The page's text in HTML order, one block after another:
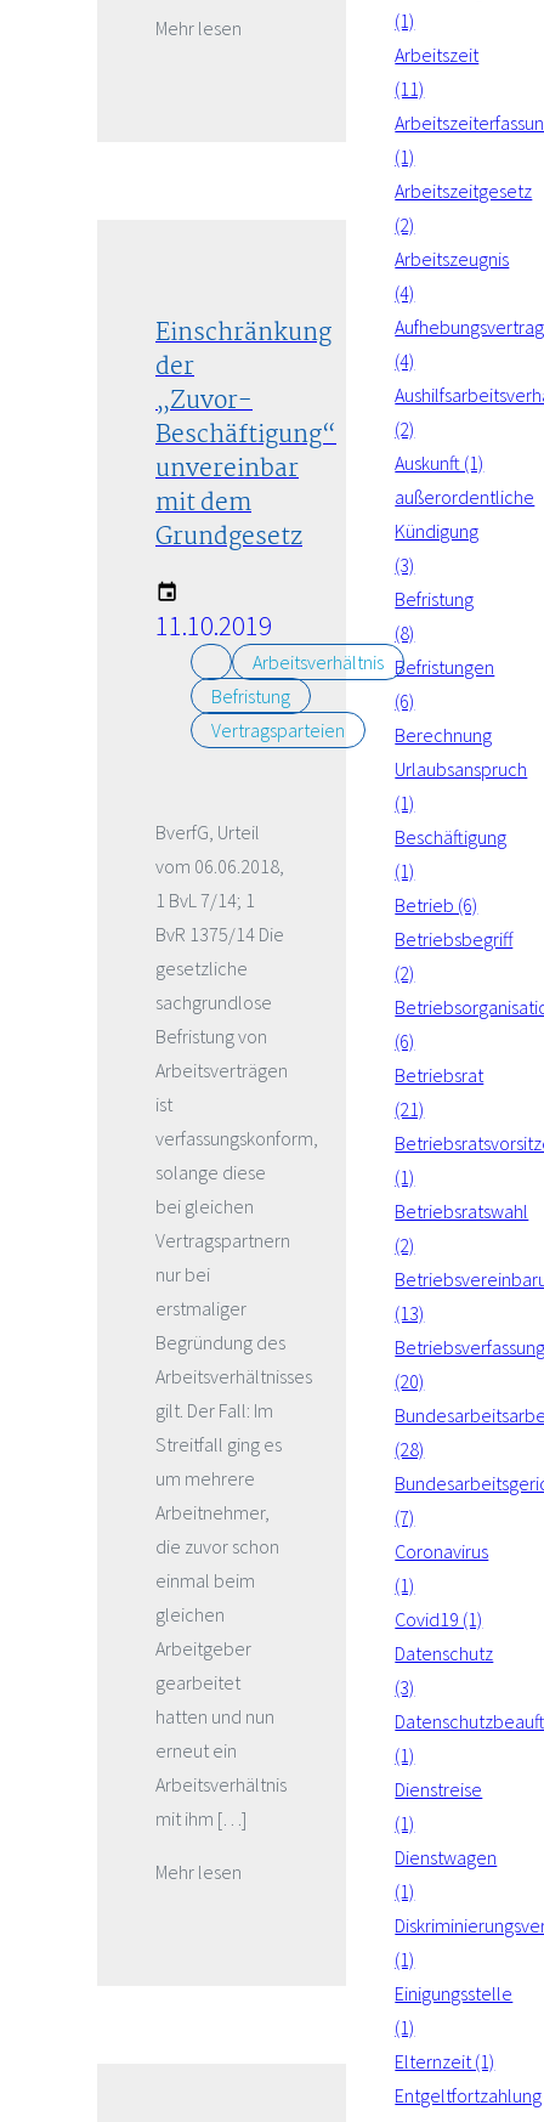
Mehr lesen
Einschränkung
der
„Zuvor-
Beschäftigung“
unvereinbar
mit dem
Grundgesetz
11.10.2019
Arbeitsverhältnis
Befristung
Vertragsparteien
BverfG, Urteil
vom 06.06.2018,
1 BvL 7/14; 1
BvR 1375/14 Die
gesetzliche
sachgrundlose
Befristung von
Arbeitsverträgen
ist
verfassungskonform,
solange diese
bei gleichen
Vertragspartnern
nur bei
erstmaliger
Begründung des
Arbeitsverhältnisses
gilt. Der Fall: Im
Streitfall ging es
um mehrere
Arbeitnehmer,
die zuvor schon
einmal beim
gleichen
Arbeitgeber
gearbeitet
hatten und nun
erneut ein
Arbeitsverhältnis
mit ihm […]
Mehr lesen
(1)
Arbeitszeit
(11)
(1)
Arbeitszeitgesetz
(2)
Arbeitszeugnis
(4)
Aufhebungsvertrag
(4)
(2)
Auskunft (1)
außerordentliche
Kündigung
(3)
Befristung
(8)
Befristungen
(6)
Berechnung
Urlaubsanspruch
(1)
Beschäftigung
(1)
Betrieb (6)
Betriebsbegriff
(2)
(6)
Betriebsrat
(21)
(1)
Betriebsratswahl
(2)
(13)
(20)
(28)
(7)
Coronavirus
(1)
Covid19 (1)
Datenschutz
(3)
(1)
Dienstreise
(1)
Dienstwagen
(1)
(1)
Einigungsstelle
(1)
Elternzeit (1)
Entgeltfortzahlung